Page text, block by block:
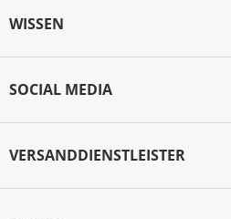
WISSEN
SOCIAL MEDIA
VERSANDDIENSTLEISTER